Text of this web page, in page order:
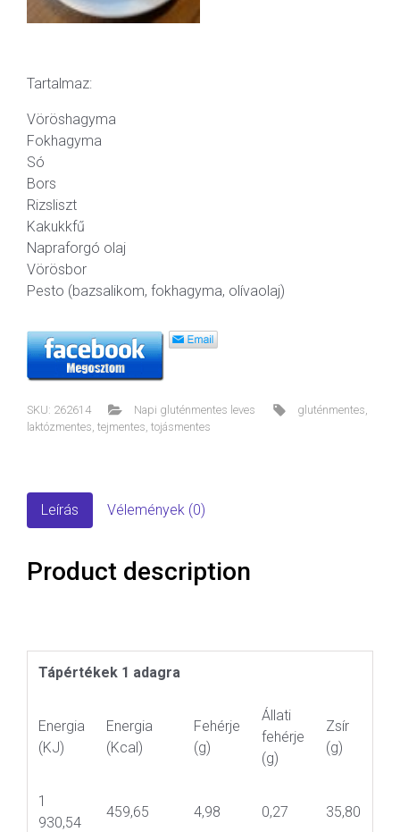
Tartalmaz:
Vöröshagyma
Fokhagyma
Só
Bors
Rizsliszt
Kakukkfű
Napraforgó olaj
Vörösbor
Pesto (bazsalikom, fokhagyma, olívaolaj)
SKU: 262614 Napi gluténmentes leves gluténmentes
laktózmentes tejmentes tojásmentes
Leírás Vélemények (0)
Product description
Tápértékek 1 adagra
Energia
(KJ)
Energia
(Kcal)
Fehérje
(g)
Állati
fehérje
(g)
Zsír
(g)
1
930,54
459,65 4,98 0,27 35,80